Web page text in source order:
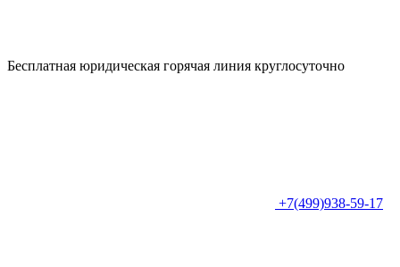
Бесплатная юридическая горячая линия круглосуточно
+7(499)938-59-17